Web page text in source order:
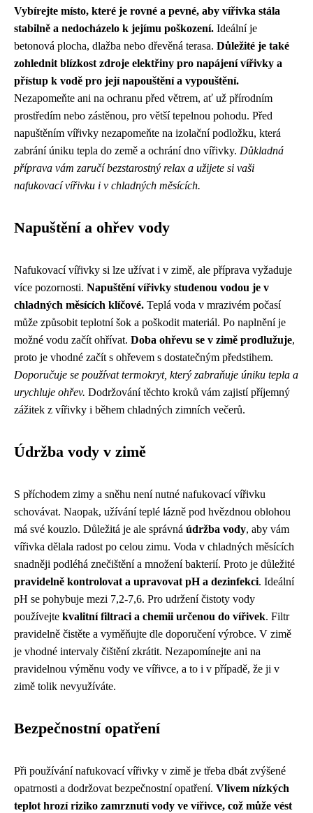
Vybírejte místo, které je rovné a pevné, aby vířivka stála
stabilně a nedocházelo k jejímu poškození. Ideální je
betonová plocha, dlažba nebo dřevěná terasa. Důležité je také
zohlednit blízkost zdroje elektřiny pro napájení vířivky a
přístup k vodě pro její napouštění a vypouštění.
Nezapomeňte ani na ochranu před větrem, ať už přírodním
prostředím nebo zástěnou, pro větší tepelnou pohodu. Před
napuštěním vířivky nezapomeňte na izolační podložku, která
zabrání úniku tepla do země a ochrání dno vířivky. Důkladná
příprava vám zaručí bezstarostný relax a užijete si vaši
nafukovací vířivku i v chladných měsících.
Napuštění a ohřev vody
Nafukovací vířivky si lze užívat i v zimě, ale příprava vyžaduje
více pozornosti. Napuštění vířivky studenou vodou je v
chladných měsících klíčové. Teplá voda v mrazivém počasí
může způsobit teplotní šok a poškodit materiál. Po naplnění je
možné vodu začít ohřívat. Doba ohřevu se v zimě prodlužuje,
proto je vhodné začít s ohřevem s dostatečným předstihem.
Doporučuje se používat termokryt, který zabraňuje úniku tepla a
urychluje ohřev. Dodržování těchto kroků vám zajistí příjemný
zážitek z vířivky i během chladných zimních večerů.
Údržba vody v zimě
S příchodem zimy a sněhu není nutné nafukovací vířivku
schovávat. Naopak, užívání teplé lázně pod hvězdnou oblohou
má své kouzlo. Důležitá je ale správná údržba vody, aby vám
vířivka dělala radost po celou zimu. Voda v chladných měsících
snadněji podléhá znečištění a množení bakterií. Proto je důležité
pravidelně kontrolovat a upravovat pH a dezinfekci. Ideální
pH se pohybuje mezi 7,2-7,6. Pro udržení čistoty vody
používejte kvalitní filtraci a chemii určenou do vířivek. Filtr
pravidelně čistěte a vyměňujte dle doporučení výrobce. V zimě
je vhodné intervaly čištění zkrátit. Nezapomínejte ani na
pravidelnou výměnu vody ve vířivce, a to i v případě, že ji v
zimě tolik nevyužíváte.
Bezpečnostní opatření
Při používání nafukovací vířivky v zimě je třeba dbát zvýšené
opatrnosti a dodržovat bezpečnostní opatření. Vlivem nízkých
teplot hrozí riziko zamrznutí vody ve vířivce, což může vést